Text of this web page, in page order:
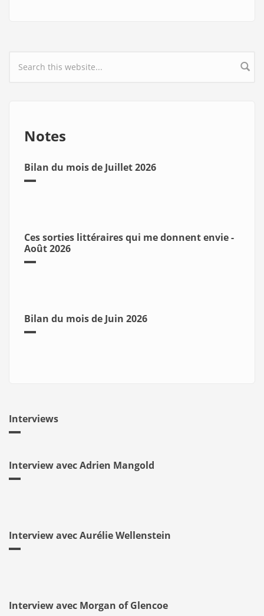
Search form
Notes
Bilan du mois de Juillet 2026
Ces sorties littéraires qui me donnent envie -
Août 2026
Bilan du mois de Juin 2026
Interviews
Interview avec Adrien Mangold
Interview avec Aurélie Wellenstein
Interview avec Morgan of Glencoe